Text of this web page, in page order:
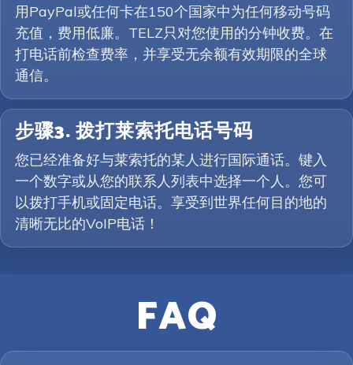
用PayPal或任何卡在150个国家中为任何移动号码
充值，费用低廉。TELZ只对您使用的分钟收费。在
打电话前检查费率，并享受无余额有效期限的全球
通信。
步骤3. 拨打莱索托电话号码
您已经准备好与莱索托的某人进行国际通话。键入
一个数字或从您的联系人列表中选择一个人。您可
以拨打手机或固定电话。享受到世界任何目的地的
清晰无比的VoIP电话！
FAQ